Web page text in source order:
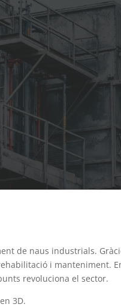
de naus industrials.
i manteniment.
revoluciona el sector.
3D.